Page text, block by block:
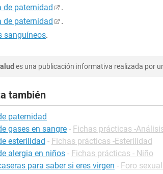
de paternidad
.
de paternidad
.
sanguíneos.
es una publicación informativa realizada por
también
paternidad
gases en sangre - Fichas prácticas -
esterilidad - Fichas prácticas -Esterilidad
alergia en niños - Fichas prácticas - Niño
para saber si eres virgen - Foro